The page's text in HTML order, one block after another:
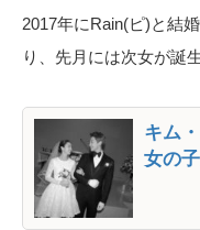
2017年にRain(ピ)と結
り、先月には次女が誕
キム
女の